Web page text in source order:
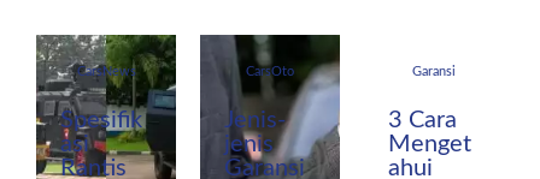
CarsNews
Spesifik
asi
Rantis
CarsOto
Jenis-
jenis
Garansi
Garansi
3 Cara
Menget
ahui